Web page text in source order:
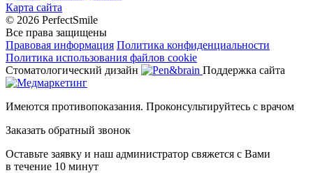
Карта сайта
© 2026 PerfectSmile
Все права защищены
Правовая информация Политика конфиденциальности
Политика использования файлов cookie
Стоматологический дизайн
Поддержка сайта
Имеются противопоказания. Проконсультируйтесь с врачом
Заказать обратный звонок
Оставьте заявку и наш администратор свяжется с Вами
в течение 10 минут